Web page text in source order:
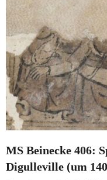
MS Beinecke 406:
Digulleville (um